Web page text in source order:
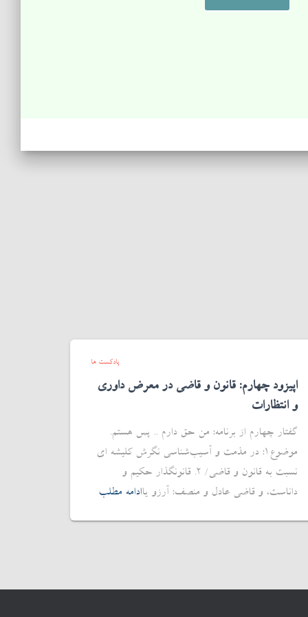
پادکست ها
اپیزود چهارم: قانون و قاضی در معرض داوری
و انتظارات
گفتار چهارم از برنامه: من حق دارم .. پس هستم.
موضوع1: در مذمت و آسیب‌شناسی نگرش کلیشه ای
نسبت به قانون و قاضی/ 2. قانونگذار حکیم و
داناست، و قاضی عادل و منصف: آرزو یاادامه مطلب